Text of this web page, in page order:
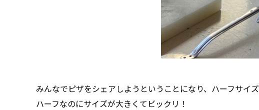
みんなでピザをシェアしようということになり、ハーフサイ
ハーフなのにサイズが大きくてビックリ！